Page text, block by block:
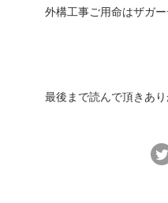
外構工事ご用命はザガ
最後まで読んで頂きあり